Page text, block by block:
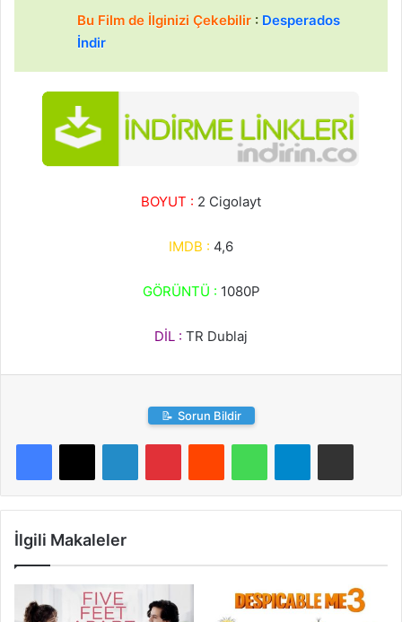
Bu Film de İlginizi Çekebilir : Desperados
İndir
BOYUT : 2 Cigolayt
IMDB : 4,6
GÖRÜNTÜ : 1080P
DİL : TR Dublaj
📝 Sorun Bildir
LinkedInPinterestReddit WhatsAppTelegramE-Posta ile paylaş
İlgili Makaleler